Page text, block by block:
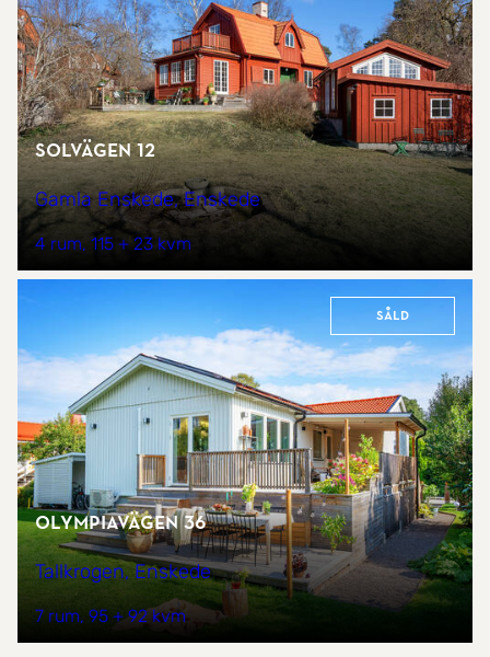
Solvägen 12
Gamla Enskede, Enskede
4 rum 115 + 23 kvm
Såld
Olympiavägen 36
Tallkrogen, Enskede
7 rum 95 + 92 kvm